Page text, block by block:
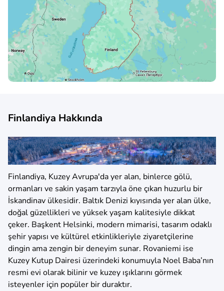
Finlandiya Hakkında
Finlandiya, Kuzey Avrupa'da yer alan, binlerce gölü,
ormanları ve sakin yaşam tarzıyla öne çıkan huzurlu bir
İskandinav ülkesidir. Baltık Denizi kıyısında yer alan ülke,
doğal güzellikleri ve yüksek yaşam kalitesiyle dikkat
çeker. Başkent Helsinki, modern mimarisi, tasarım odaklı
şehir yapısı ve kültürel etkinlikleriyle ziyaretçilerine
dingin ama zengin bir deneyim sunar. Rovaniemi ise
Kuzey Kutup Dairesi üzerindeki konumuyla Noel Baba’nın
resmi evi olarak bilinir ve kuzey ışıklarını görmek
isteyenler için popüler bir duraktır.